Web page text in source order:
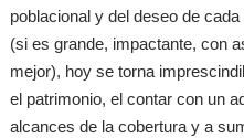
poblacional y del deseo de
(si es grande, impactante, con
mejor), hoy se torna
el patrimonio, el contar con un
alcances de la cobertura y a